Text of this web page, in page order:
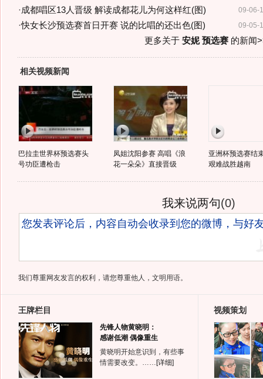
09-06-
·成都唱区13人晋级 解读成都花儿为何这样红(图)
09-05-
·快女长沙预选赛首日开赛 说的比唱的还出色(图)
更多关于 安妮 预选赛的新闻
相关视频新闻
巴拉圭世界杯预选赛头
号功臣遭枪击
凤姐沈阳参赛 高唱《浪
花一朵朵》直接晋级
亚洲杯预选赛结
艰难战胜越南
我来说两句(0)
我们尊重网友发言的权利，请您尊重他人，文明用语。
王牌栏目
先锋人物黄晓明：
感谢低潮 偶像重生
黄晓明开始意识到，有些事
情需要改变。…… [详细]
视频策划